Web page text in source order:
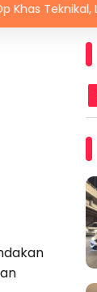
Lampu HID